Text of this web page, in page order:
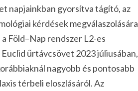
napjainkban gyorsítva tágító, az
kérdések megválaszolására
Föld–Nap rendszer L2-es
űrtávcsövet 2023 júliusában,
nagyobb és pontosabb
térbeli eloszlásáról. Az